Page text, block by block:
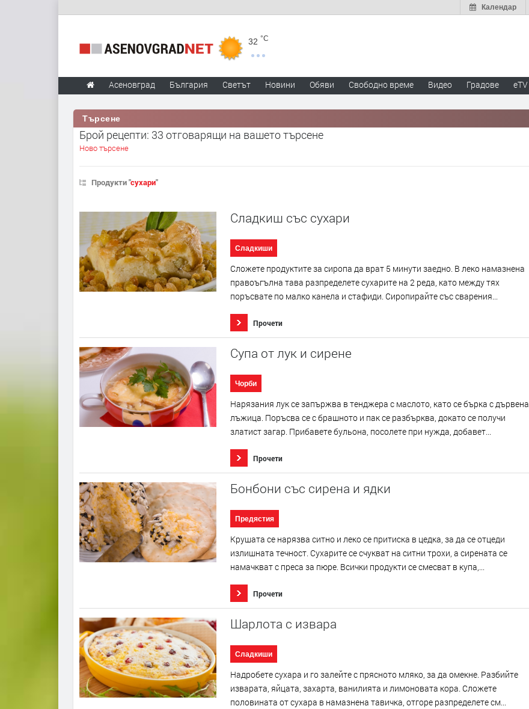
Календар
32 °C
Асеновград България Светът Новини Обяви Свободно време Видео Градове eTV
Търсене
Брой рецепти: 33 отговарящи на вашето търсене
Ново търсене
Продукти "сухари"
Сладкиш със сухари
Сладкиши
Сложете продуктите за сиропа да врат 5 минути заедно. В леко намазнена
правоъгълна тава разпределете сухарите на 2 реда, като между тях
поръсвате по малко канела и стафиди. Сиропирайте със сварения...
Прочети
Супа от лук и сирене
Чорби
Нарязания лук се запържва в тенджера с маслото, като се бърка с дървена
лъжица. Поръсва се с брашното и пак се разбърква, докато се получи
златист загар. Прибавете бульона, посолете при нужда, добавет...
Прочети
Бонбони със сирена и ядки
Предястия
Крушата се нарязва ситно и леко се притиска в цедка, за да се отцеди
излишната течност. Сухарите се счукват на ситни трохи, а сирената се
намачкват с преса за пюре. Всички продукти се смесват в купа,...
Прочети
Шарлота с извара
Сладкиши
Надробете сухара и го залейте с прясното мляко, за да омекне. Разбийте
изварата, яйцата, захарта, ванилията и лимоновата кора. Сложете
половината от сухара в намазнена тавичка, отгоре разпределете см...